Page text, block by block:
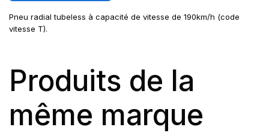
Pneu radial tubeless à capacité de vitesse de 190km/h (code
vitesse T).
Produits de la
même marque